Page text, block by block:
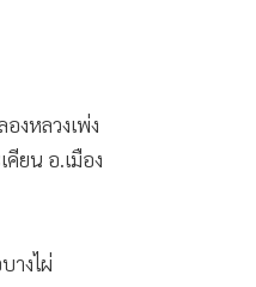
งหลวงเพ่ง
คียน อ.เมือง
างไผ่